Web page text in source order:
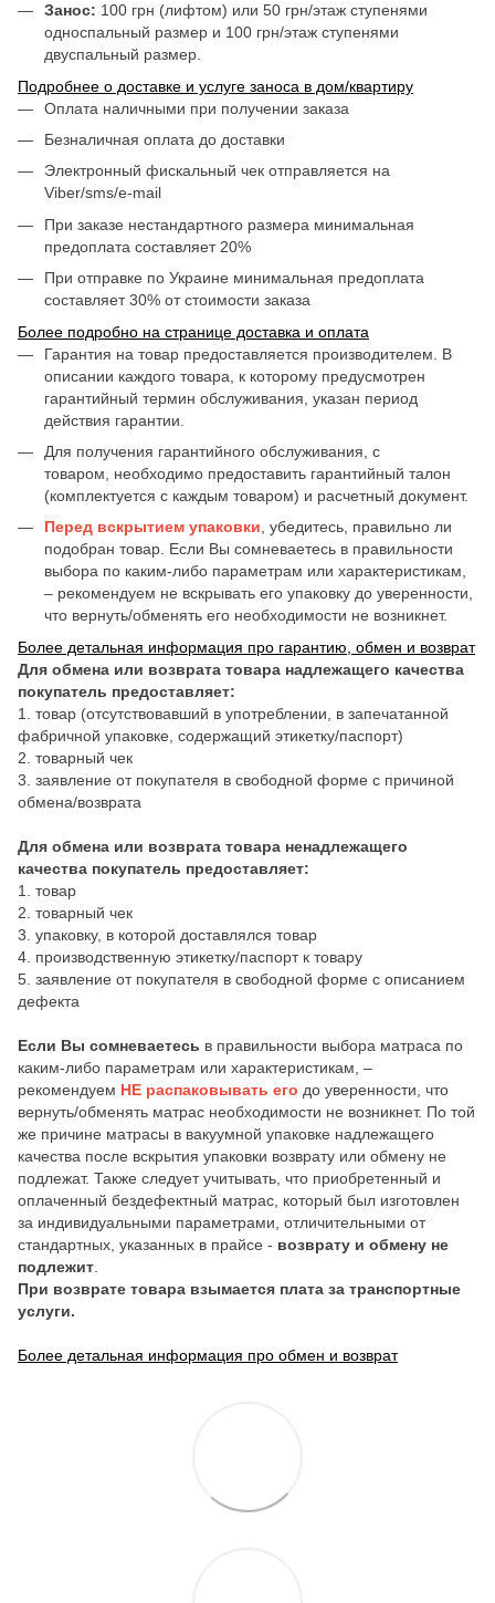
Занос: 100 грн (лифтом) или 50 грн/этаж ступенями
односпальный размер и 100 грн/этаж ступенями
двуспальный размер.
Подробнее о доставке и услуге заноса в дом/квартиру
Оплата наличными при получении заказа
Безналичная оплата до доставки
Электронный фискальный чек отправляется на
Viber/sms/e-mail
При заказе нестандартного размера минимальная
предоплата составляет 20%
При отправке по Украине минимальная предоплата
составляет 30% от стоимости заказа
Более подробно на странице доставка и оплата
Гарантия на товар предоставляется производителем. В
описании каждого товара, к которому предусмотрен
гарантийный термин обслуживания, указан период
действия гарантии.
Для получения гарантийного обслуживания, с
товаром, необходимо предоставить гарантийный талон
(комплектуется с каждым товаром) и расчетный документ.
Перед вскрытием упаковки, убедитесь, правильно ли
подобран товар. Если Вы сомневаетесь в правильности
выбора по каким-либо параметрам или характеристикам,
– рекомендуем не вскрывать его упаковку до уверенности,
что вернуть/обменять его необходимости не возникнет.
Более детальная информация про гарантию, обмен и возврат
Для обмена или возврата товара надлежащего качества
покупатель предоставляет:
1. товар (отсутствовавший в употреблении, в запечатанной
фабричной упаковке, содержащий этикетку/паспорт)
2. товарный чек
3. заявление от покупателя в свободной форме с причиной
обмена/возврата
Для обмена или возврата товара ненадлежащего
качества покупатель предоставляет:
1. товар
2. товарный чек
3. упаковку, в которой доставлялся товар
4. производственную этикетку/паспорт к товару
5. заявление от покупателя в свободной форме с описанием
дефекта
Если Вы сомневаетесь в правильности выбора матраса по
каким-либо параметрам или характеристикам, –
рекомендуем НЕ распаковывать его до уверенности, что
вернуть/обменять матрас необходимости не возникнет. По той
же причине матрасы в вакуумной упаковке надлежащего
качества после вскрытия упаковки возврату или обмену не
подлежат. Также следует учитывать, что приобретенный и
оплаченный бездефектный матрас, который был изготовлен
за индивидуальными параметрами, отличительными от
стандартных, указанных в прайсе - возврату и обмену не
подлежит
При возврате товара взымается плата за транспортные
услуги.
Более детальная информация про обмен и возврат